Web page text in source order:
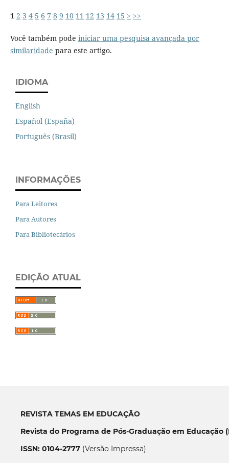
1 2 3 4 5 6 7 8 9 10 11 12 13 14 15 > >>
Você também pode iniciar uma pesquisa avançada por
similaridade para este artigo.
IDIOMA
English
Español (España)
Português (Brasil)
INFORMAÇÕES
Para Leitores
Para Autores
Para Bibliotecários
EDIÇÃO ATUAL
REVISTA TEMAS EM EDUCAÇÃO
Revista do Programa de Pós-Graduação em Educação
ISSN: 0104-2777(Versão Impressa)